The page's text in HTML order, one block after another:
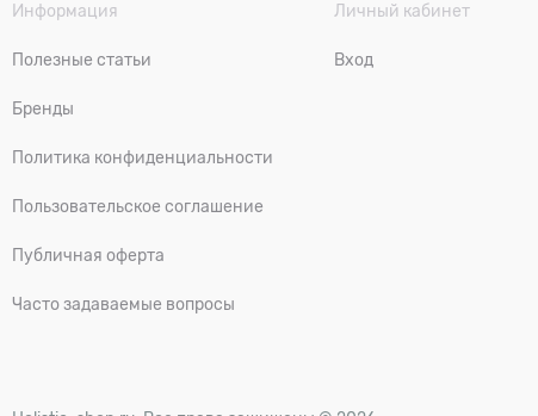
Информация
Полезные статьи
Бренды
Политика конфиденциальности
Пользовательское соглашение
Публичная оферта
Часто задаваемые вопросы
Личный кабинет
Вход